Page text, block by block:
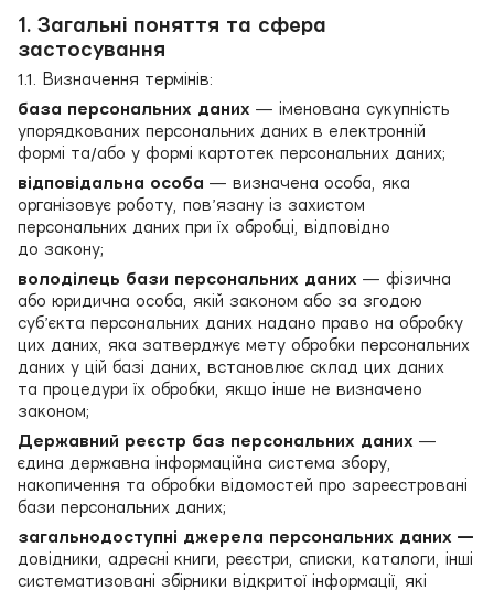
1. Загальні поняття та сфера
застосування
1.1. Визначення термінів:
база персональних даних — іменована сукупність
упорядкованих персональних даних в електронній
формі та/або у формі картотек персональних даних;
відповідальна особа — визначена особа, яка
організовує роботу, пов’язану із захистом
персональних даних при їх обробці, відповідно
до закону;
володілець бази персональних даних — фізична
або юридична особа, якій законом або за згодою
суб’єкта персональних даних надано право на обробку
цих даних, яка затверджує мету обробки персональних
даних у цій базі даних, встановлює склад цих даних
та процедури їх обробки, якщо інше не визначено
законом;
Державний реєстр баз персональних даних —
єдина державна інформаційна система збору,
накопичення та обробки відомостей про зареєстровані
бази персональних даних;
загальнодоступні джерела персональних даних —
довідники, адресні книги, реєстри, списки, каталоги, інші
систематизовані збірники відкритої інформації, які